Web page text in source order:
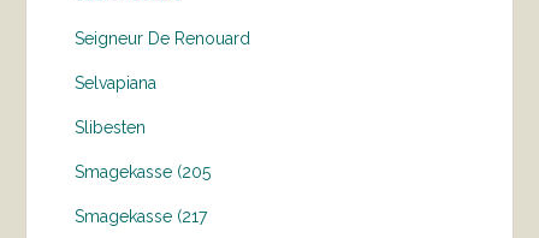
Seigneur De Renouard
Selvapiana
Slibesten
Smagekasse (205
Smagekasse (217